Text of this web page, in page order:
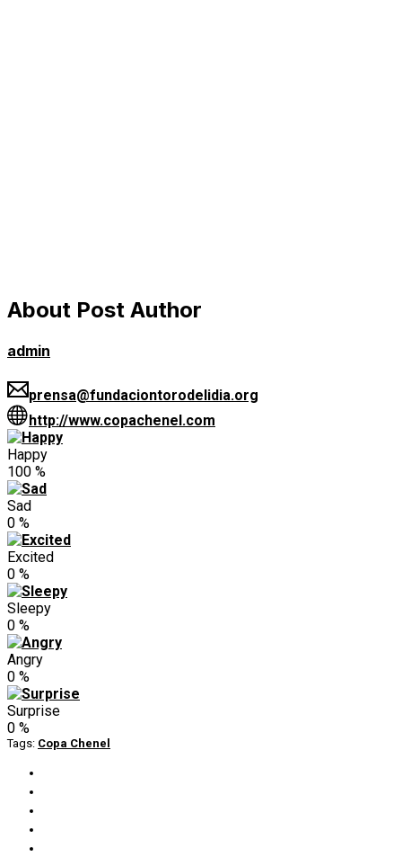
About Post Author
admin
prensa@fundaciontorodelidia.org
http://www.copachenel.com
Happy
100 %
Sad
0 %
Excited
0 %
Sleepy
0 %
Angry
0 %
Surprise
0 %
Tags: Copa Chenel